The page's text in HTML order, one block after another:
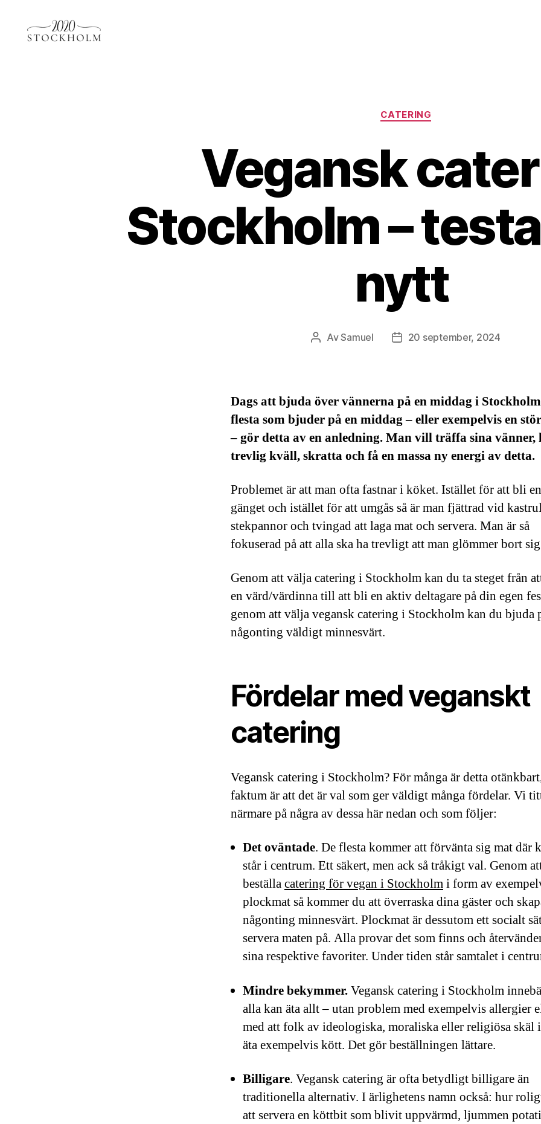
Kategorier
CATERING
Vegansk
Stockholm –
nytt
Inläggsförfattare
AvSamuel Inläggsdatum
20 september, 2024
Dags att bjuda över vännerna på en middag i
flesta som bjuder på en middag – eller exempelvis en
– gör detta av en anledning. Man vill träffa sina vänner,
trevlig kväll, skratta och få en massa ny energi av detta.
Problemet är att man ofta fastnar i köket. Istället för att bli
gänget och istället för att umgås så är man fjättrad vid
stekpannor och tvingad att laga mat och servera. Man är så
fokuserad på att alla ska ha trevligt att man glömmer bort
Genom att välja catering i Stockholm kan du ta steget från
en värd/värdinna till att bli en aktiv deltagare på din egen
genom att välja vegansk catering i Stockholm kan du bjuda
någonting väldigt minnesvärt.
Fördelar med veganskt
catering
Vegansk catering i Stockholm? För många är detta
faktum är att det är val som ger väldigt många fördelar. Vi
närmare på några av dessa här nedan och som följer:
Det oväntade. De flesta kommer att förvänta sig mat där
står i centrum. Ett säkert, men ack så tråkigt val. Genom
beställacatering för vegan i Stockholmi form av
plockmat så kommer du att överraska dina gäster och
någonting minnesvärt. Plockmat är dessutom ett socialt
servera maten på. Alla provar det som finns och
sina respektive favoriter. Under tiden står samtalet i
Mindre bekymmer.Vegansk catering i Stockholm
alla kan äta allt – utan problem med exempelvis allergier
med att folk av ideologiska, moraliska eller religiösa skäl
äta exempelvis kött. Det gör beställningen lättare.
Billigare. Vegansk catering är ofta betydligt billigare än
traditionella alternativ. I ärlighetens namn också: hur
att servera en köttbit som blivit uppvärmd, ljummen